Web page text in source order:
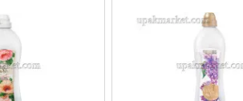
И ЗИПЛОКИ ( ZIP
УКРАШЕНИЯ
ДЛЯ ТОРТОВ
ДЛЯ ЯИЦ
ПРОДУКЦИЯ
ПОЛОТЕНЦА
ЛЕНТЫ
ПОРОШКИ
ДЛЯ БЕЛЬЯ